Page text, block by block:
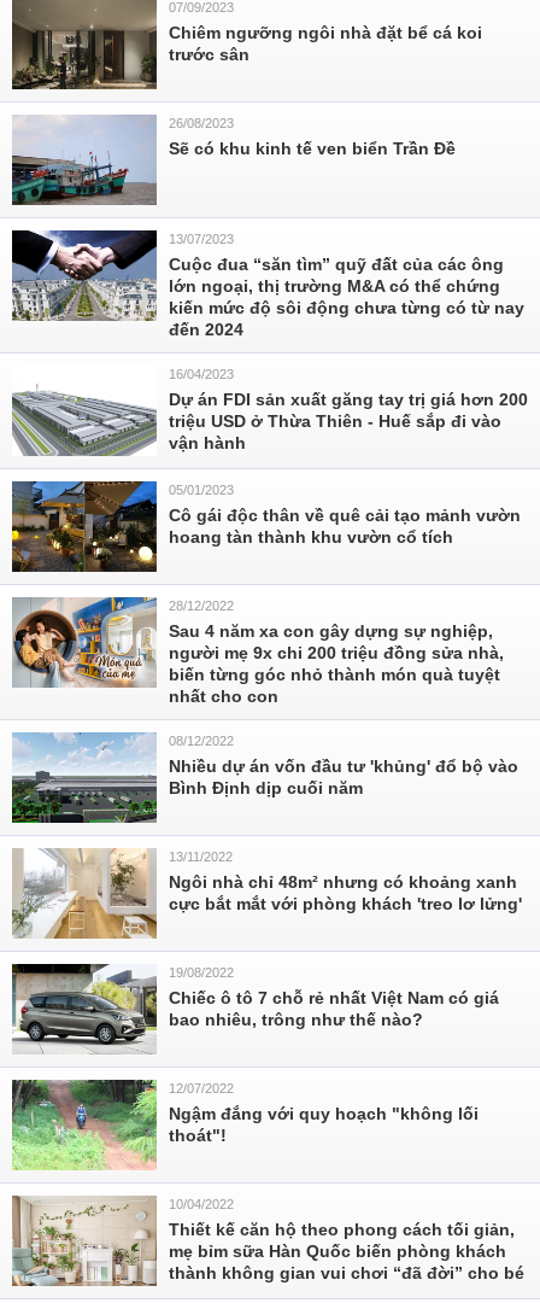
07/09/2023
Chiêm ngưỡng ngôi nhà đặt bể cá koi
trước sân
26/08/2023
Sẽ có khu kinh tế ven biển Trần Đề
13/07/2023
Cuộc đua “săn tìm” quỹ đất của các ông
lớn ngoại, thị trường M&A có thể chứng
kiến mức độ sôi động chưa từng có từ nay
đến 2024
16/04/2023
Dự án FDI sản xuất găng tay trị giá hơn 200
triệu USD ở Thừa Thiên - Huế sắp đi vào
vận hành
05/01/2023
Cô gái độc thân về quê cải tạo mảnh vườn
hoang tàn thành khu vườn cổ tích
28/12/2022
Sau 4 năm xa con gây dựng sự nghiệp,
người mẹ 9x chi 200 triệu đồng sửa nhà,
biến từng góc nhỏ thành món quà tuyệt
nhất cho con
08/12/2022
Nhiều dự án vốn đầu tư 'khủng' đổ bộ vào
Bình Định dịp cuối năm
13/11/2022
Ngôi nhà chỉ 48m² nhưng có khoảng xanh
cực bắt mắt với phòng khách 'treo lơ lửng'
19/08/2022
Chiếc ô tô 7 chỗ rẻ nhất Việt Nam có giá
bao nhiêu, trông như thế nào?
12/07/2022
Ngậm đắng với quy hoạch "không lối
thoát"!
10/04/2022
Thiết kế căn hộ theo phong cách tối giản,
mẹ bỉm sữa Hàn Quốc biến phòng khách
thành không gian vui chơi “đã đời” cho bé